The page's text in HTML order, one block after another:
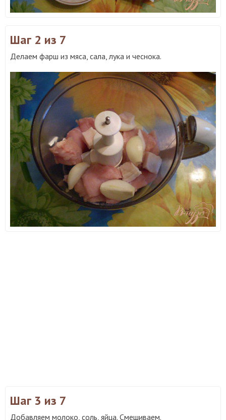
Шаг 2 из 7
Делаем фарш из мяса, сала, лука и чеснока.
Шаг 3 из 7
Добавляем молоко, соль, яйца. Смешиваем.